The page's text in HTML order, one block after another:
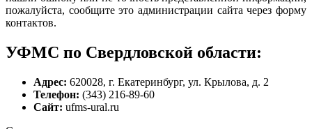
пожалуйста, сообщите это администрации сайта через форму
контактов.
УФМС по Свердловской области:
Адрес: 620028, г. Екатеринбург, ул. Крылова, д. 2
Телефон: (343) 216-89-60
Сайт: ufms-ural.ru